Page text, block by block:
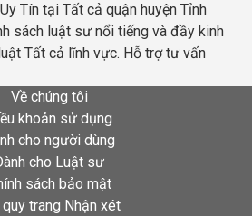
Tín tại Tất cả quận huyện Tỉnh
sách luật sư nổi tiếng và đầy kinh
Tất cả lĩnh vực. Hỗ trợ tư vấn
Về chúng tôi
khoản sử dụng
cho người dùng
cho Luật sư
sách bảo mật
trang Nhận xét